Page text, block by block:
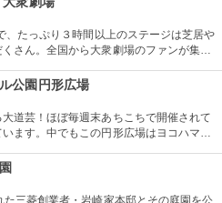
、たっぷり３時間以上のステージは芝居や
さん。全国から大衆劇場のファンが集ま
公園円形広場
道芸！ほぼ毎週末あちこちで開催されて
ます。中でもこの円形広場はヨコハマ大
子供も大人も釘付けです！
三菱創業者・岩崎家本邸とその庭園を公